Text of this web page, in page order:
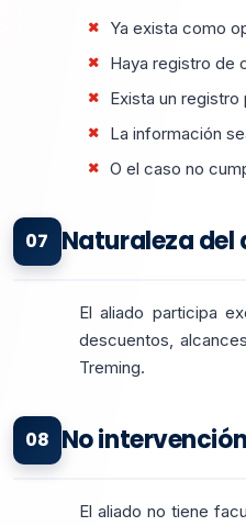
Ya exista como
Haya registro de
Exista un
La información
O el caso no
07 Naturaleza del
El aliado participa
descuentos,
Treming.
08 No
El aliado no tiene